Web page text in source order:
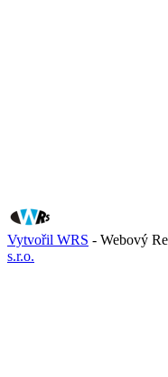
Vytvořil WRS - Webový
s.r.o.